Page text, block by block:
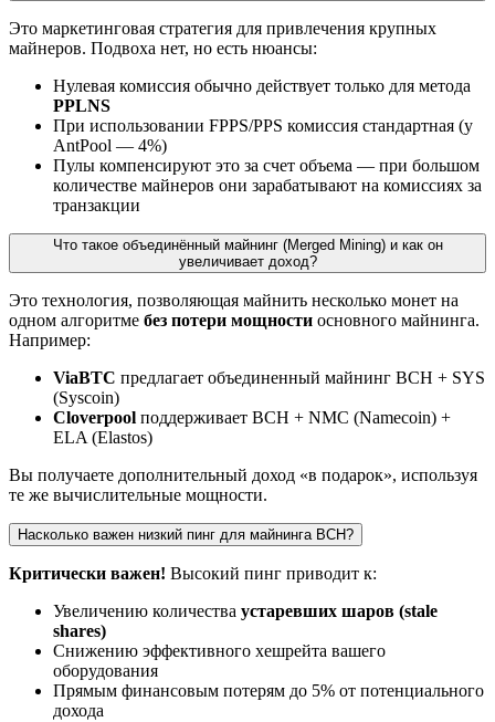
Это маркетинговая стратегия для привлечения крупных
майнеров. Подвоха нет, но есть нюансы:
Нулевая комиссия обычно действует только для метода
PPLNS
При использовании FPPS/PPS комиссия стандартная (у
AntPool — 4%)
Пулы компенсируют это за счет объема — при большом
количестве майнеров они зарабатывают на комиссиях за
транзакции
Что такое объединённый майнинг (Merged Mining) и как он
увеличивает доход?
Это технология, позволяющая майнить несколько монет на
одном алгоритме без потери мощности основного майнинга.
Например:
ViaBTC предлагает объединенный майнинг BCH + SYS
(Syscoin)
Cloverpool поддерживает BCH + NMC (Namecoin) +
ELA (Elastos)
Вы получаете дополнительный доход «в подарок», используя
те же вычислительные мощности.
Насколько важен низкий пинг для майнинга BCH?
Критически важен! Высокий пинг приводит к:
Увеличению количества устаревших шаров (stale
shares)
Снижению эффективного хешрейта вашего
оборудования
Прямым финансовым потерям до 5% от потенциального
дохода